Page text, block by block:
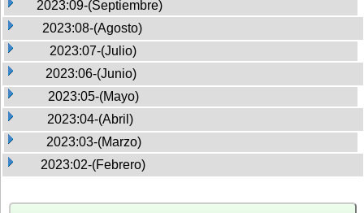
2023:09-(Septiembre)
2023:08-(Agosto)
2023:07-(Julio)
2023:06-(Junio)
2023:05-(Mayo)
2023:04-(Abril)
2023:03-(Marzo)
2023:02-(Febrero)